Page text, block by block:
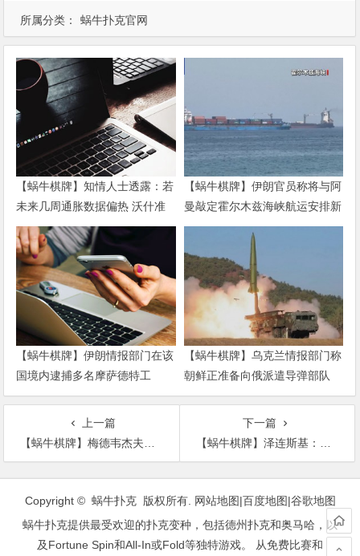
所属分类： 蜗牛扑克官网
【蜗牛棋牌】知情人士透露：若
未来几周通胀数据偏热 沃什准
备好加息
【蜗牛棋牌】伊朗官员称将与阿
曼敲定霍尔木兹海峡航运安排新
协议
【蜗牛棋牌】伊朗情报部门在该
国境内逮捕多名摩萨德特工
【蜗牛棋牌】乌克兰情报部门称
朝鲜正准备向俄派遣导弹部队
上一篇
【蜗牛棋牌】梅德韦杰夫：美国是我们的敌人，特朗普已踏上对俄战争之路
下一篇
【蜗牛棋牌】泽连斯基：与俄罗斯进行任何形式领土交换都“不可接受”
文
Copyright © 蜗牛扑克 版权所有. 网站地图|百度地图|谷歌地图
蜗牛扑克提供最受欢迎的扑克变种，包括德州扑克和奥马哈，以
及Fortune Spin和All-In或Fold等独特游戏。 从免费比赛和